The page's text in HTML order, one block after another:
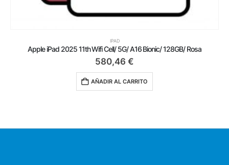
IPAD
Apple iPad 2025 11th Wifi Cell/ 5G/ A16 Bionic/ 128GB/ Rosa
580,46 €
AÑADIR AL CARRITO